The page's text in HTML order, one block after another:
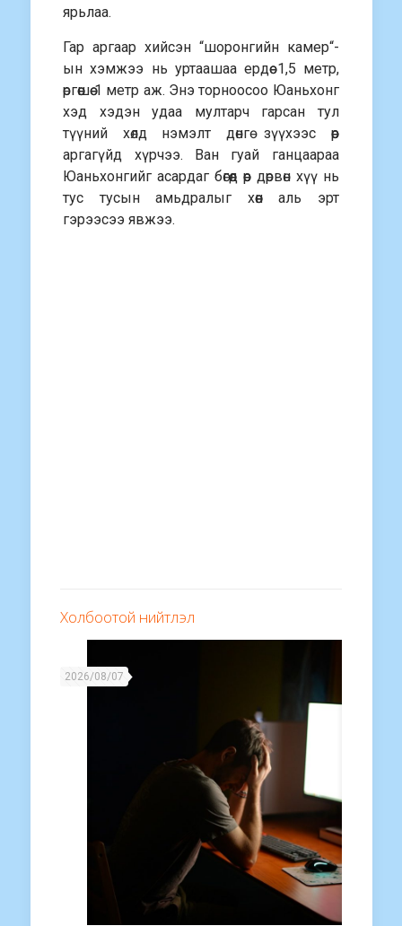
ярьлаа.
Гар аргаар хийсэн “шоронгийн камер“-
ын хэмжээ нь уртаашаа ердөө 1,5 метр,
өргөөшөө 1 метр аж. Энэ торноосоо Юаньхонг
хэд хэдэн удаа мултарч гарсан тул
түүний хөлд нэмэлт дөнгө зүүхээс өөр
аргагүйд хүрчээ. Ван гуай ганцаараа
Юаньхонгийг асардаг бөгөөд өөр дөрвөн хүү нь
тус тусын амьдралыг хөөн аль эрт
гэрээсээ явжээ.
Холбоотой нийтлэл
2026/08/07